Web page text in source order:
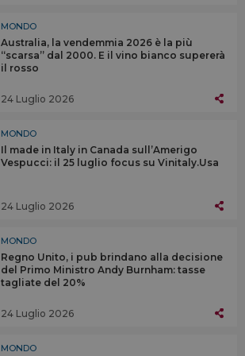
MONDO
Australia, la vendemmia 2026 è la più
“scarsa” dal 2000. E il vino bianco supererà
il rosso
24 Luglio 2026
MONDO
Il made in Italy in Canada sull’Amerigo
Vespucci: il 25 luglio focus su Vinitaly.Usa
24 Luglio 2026
MONDO
Regno Unito, i pub brindano alla decisione
del Primo Ministro Andy Burnham: tasse
tagliate del 20%
24 Luglio 2026
MONDO